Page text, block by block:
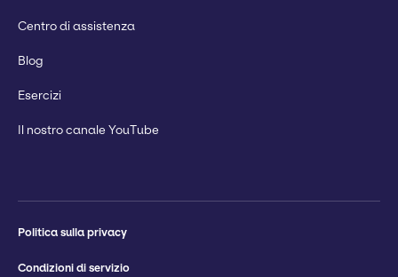
Centro di assistenza
Blog
Esercizi
Il nostro canale YouTube
Politica sulla privacy
Condizioni di servizio